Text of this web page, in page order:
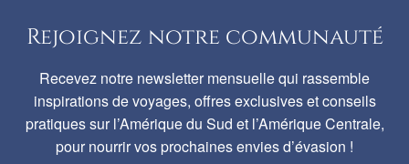
Rejoignez notre communauté
Recevez notre newsletter mensuelle qui rassemble
inspirations de voyages, offres exclusives et conseils
pratiques sur l’Amérique du Sud et l’Amérique Centrale,
pour nourrir vos prochaines envies d’évasion !